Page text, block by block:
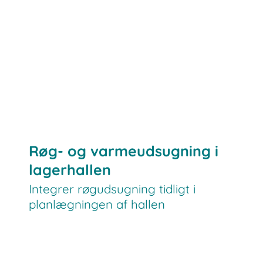
Røg- og varmeudsugning i
lagerhallen
Integrer røgudsugning tidligt i
planlægningen af hallen